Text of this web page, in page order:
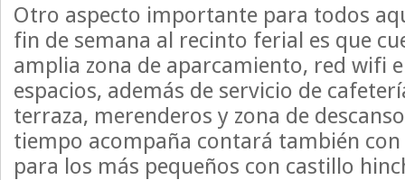
Otro aspecto importante para todos
fin de semana al recinto ferial es que
amplia zona de aparcamiento, red wifi
espacios, además de servicio de
terraza, merenderos y zona de
tiempo acompaña contará también con
para los más pequeños con castillo